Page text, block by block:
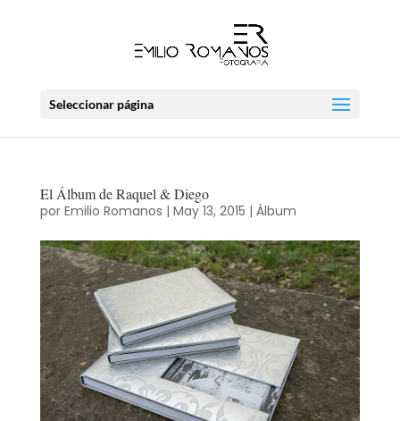
Seleccionar página
El Álbum de Raquel & Diego
por Emilio Romanos | May 13, 2015 | Álbum